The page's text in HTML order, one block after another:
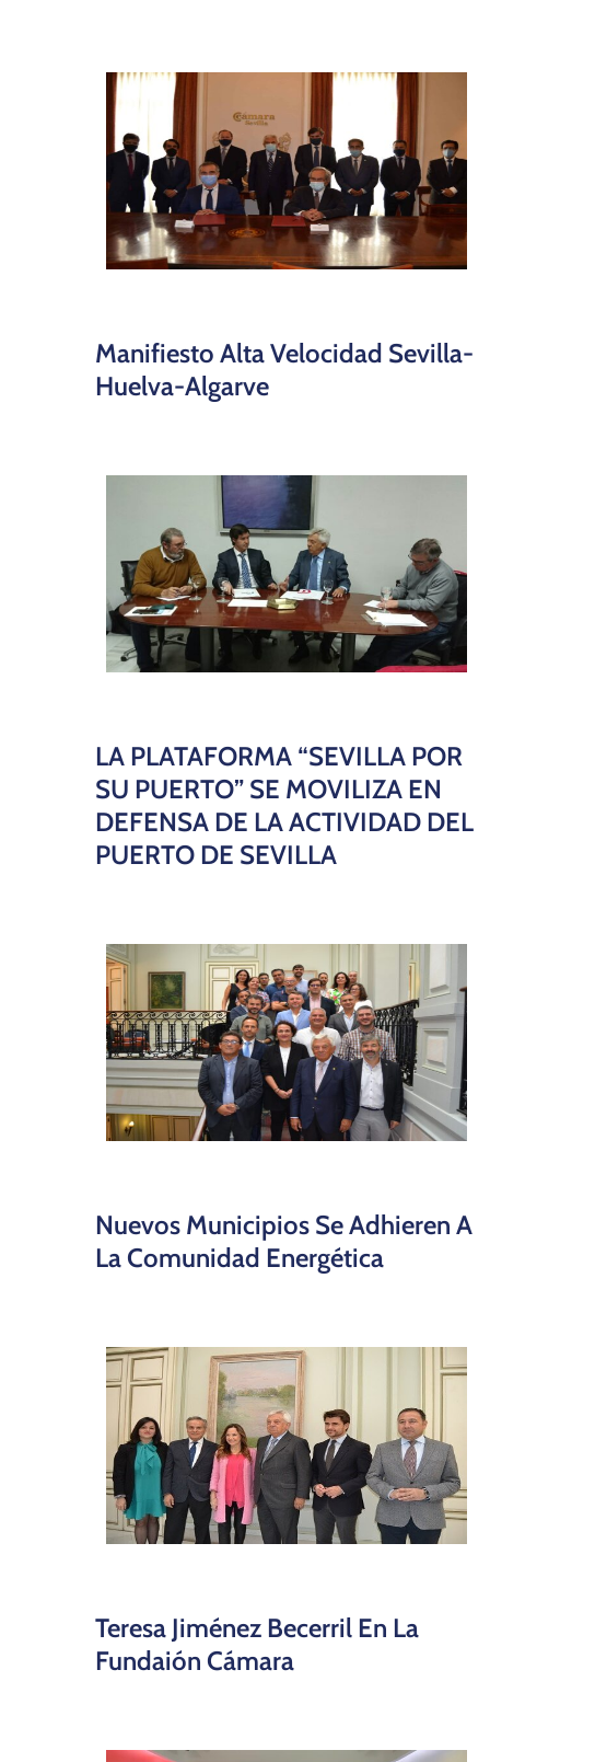
Manifiesto Alta Velocidad Sevilla-
Huelva-Algarve
LA PLATAFORMA “SEVILLA POR
SU PUERTO” SE MOVILIZA EN
DEFENSA DE LA ACTIVIDAD DEL
PUERTO DE SEVILLA
Nuevos Municipios Se Adhieren A
La Comunidad Energética
Teresa Jiménez Becerril En La
Fundaión Cámara